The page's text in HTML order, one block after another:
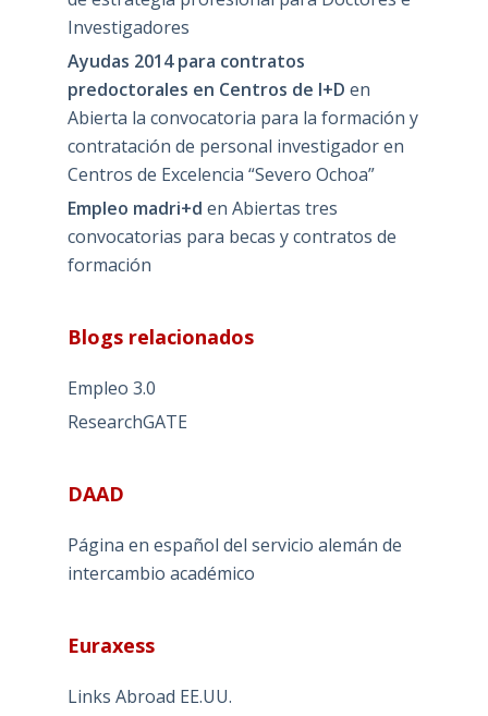
Investigadores
Ayudas 2014 para contratos
predoctorales en Centros de I+D en
Abierta la convocatoria para la formación y
contratación de personal investigador en
Centros de Excelencia “Severo Ochoa”
Empleo madri+d en Abiertas tres
convocatorias para becas y contratos de
formación
Blogs relacionados
Empleo 3.0
ResearchGATE
DAAD
Página en español del servicio alemán de
intercambio académico
Euraxess
Links Abroad EE.UU.